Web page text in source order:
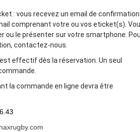
: vous recevez un email de confirmation
comprenant votre ou vos eticket(s).
ou le présenter sur votre smartphone.
contactez-nous.
effectif dès la réservation. Un seul
la commande en ligne devra être